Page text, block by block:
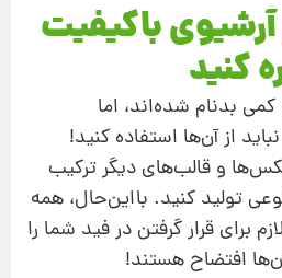
باکیفیت
کنید
بدنام شده‌اند، اما
از آن‌ها استفاده کنید!
و قالب‌های دیگر ترکیب
تولید کنید. بااین‌حال، همه
برای قرار گرفتن در فید شما را
افتضاح هستند!